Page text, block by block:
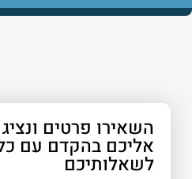
השאירו פרטים
אליכם בהקדם עם
לשאלותיכם